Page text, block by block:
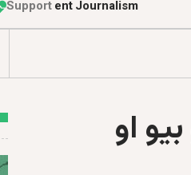
E
Support
او